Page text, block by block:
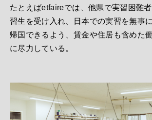
たとえばetfaireでは、他県で実習困難
習生を受け入れ、日本での実習を無事
帰国できるよう、賃金や住居も含めた
に尽力している。